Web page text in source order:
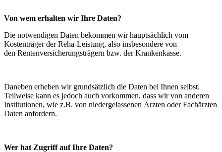
Von wem erhalten wir Ihre Daten?
Die notwendigen Daten bekommen wir hauptsächlich vom
Kostenträger der Reha-Leistung, also insbesondere von
den Rentenversicherungsträgern bzw. der Krankenkasse.
Daneben erheben wir grundsätzlich die Daten bei Ihnen selbst.
Teilweise kann es jedoch auch vorkommen, dass wir von anderen
Institutionen, wie z.B. von niedergelassenen Ärzten oder Fachärzten
Daten anfordern.
Wer hat Zugriff auf Ihre Daten?